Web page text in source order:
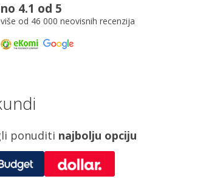
4.1 od 5
od 46 000 neovisnih recenzija
ponuditi najbolju opciju